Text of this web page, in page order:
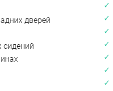
дверей
сидений